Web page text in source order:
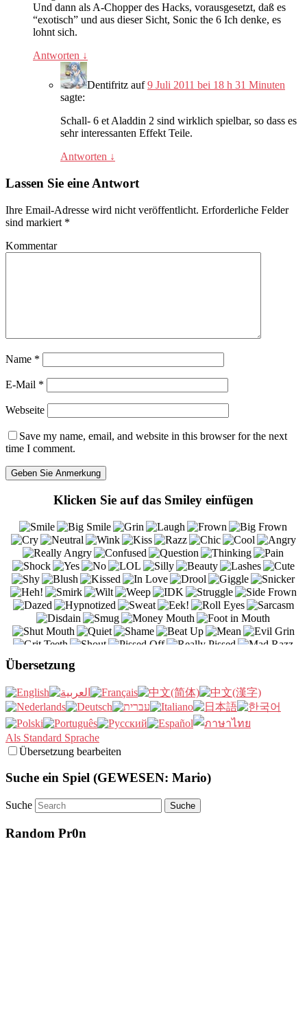
Und dann als A-Chopper des Hacks, vorausgesetzt, daß es
“exotisch” und aus dieser Sicht, Sonic the 6 Ich denke, es
lohnt sich.
Antworten ↓
Dentifritz auf9 Juli 2011 bei 18 h 31 Minuten
sagte:
Schall- 6 et Aladdin 2 sind wirklich spielbar, so dass es
sehr interessanten Effekt Teile.
Antworten ↓
Lassen Sie eine Antwort
Ihre Email-Adresse wird nicht veröffentlicht. Erforderliche Felder
sind markiert *
Kommentar
Name *
E-Mail *
Webseite
Save my name, email, and website in this browser for the next
time I comment.
Klicken Sie auf das Smiley einfügen
Übersetzung
Als Standard Sprache
Übersetzung bearbeiten
Suche ein Spiel (GEWESEN: Mario)
Suche
Random Pr0n